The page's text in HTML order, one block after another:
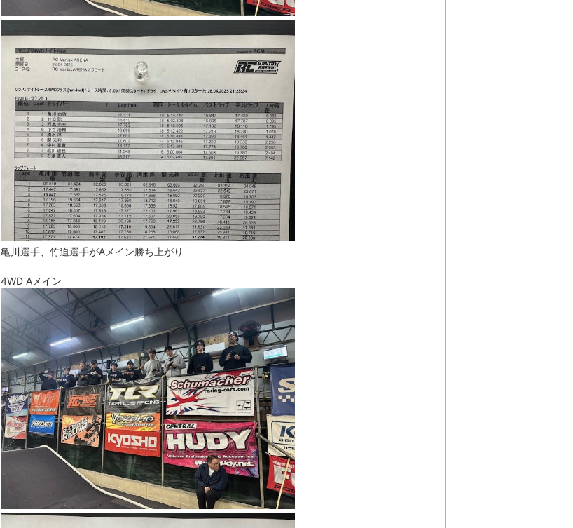
亀川選手、竹迫選手がAメイン勝ち上がり
4WD Aメイン